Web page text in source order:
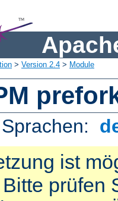
> Version 2.4 > Module
ist
prüfen